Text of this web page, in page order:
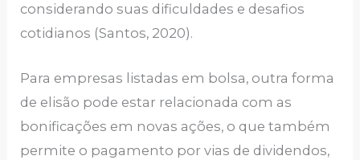
considerando suas dificuldades e desafios
cotidianos (Santos, 2020).
Para empresas listadas em bolsa, outra forma
de elisão pode estar relacionada com as
bonificações em novas ações, o que também
permite o pagamento por vias de dividendos,